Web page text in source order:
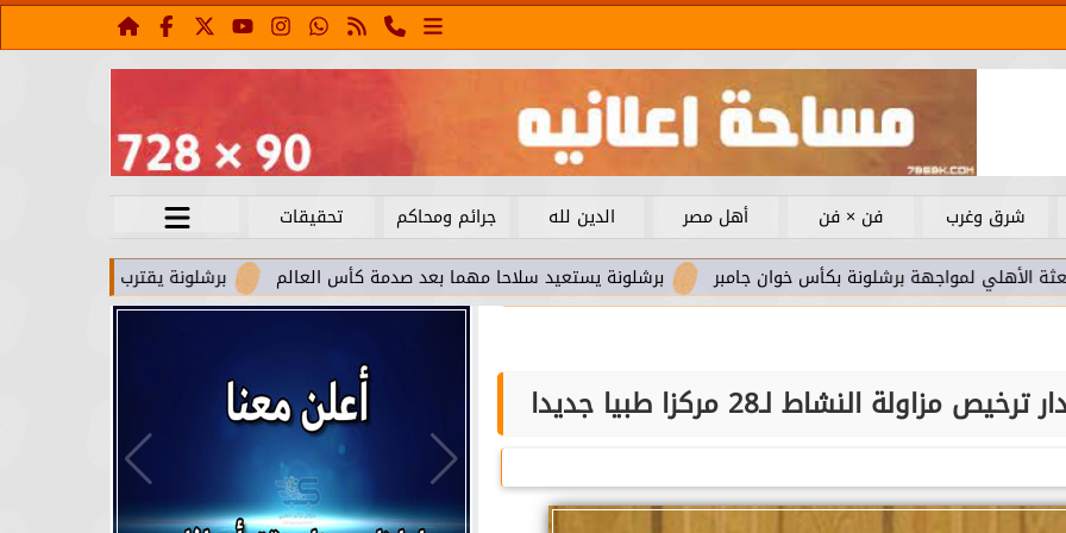
شرق وغرب فن × فن أهل مصر الدين لله جرائم ومحاكم
تحقيقات
برشلونة يقترب من استعادة جواو كانسيلو
برشلونة يستعيد سلاحا مهما بعد صدمة كأس العالم برشلونة بكأس خوان جامبر
النشاط لـ28 مركزا طبيا جديدا